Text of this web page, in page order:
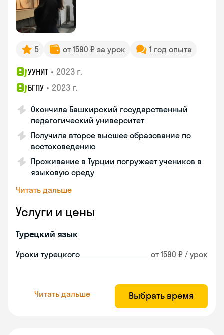
5 от 1590 ₽ за урок 1 год опыта
УУНИТ • 2023 г.
БГПУ • 2023 г.
Окончила Башкирский государственный
педагогический университет
Получила второе высшее образование по
востоковедению
Проживание в Турции погружает учеников в
языковую среду
Читать дальше
Услуги и цены
Турецкий язык
Уроки турецкого от 1590 ₽ / урок
Читать дальше Выбрать время